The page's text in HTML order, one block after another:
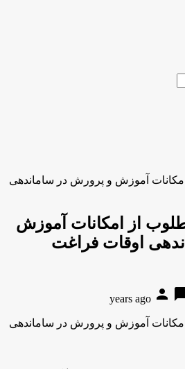
آموزش و پرورش در ساماندهی
از امکانات آموزش
اوقات فراغت
person
آموزش و پرورش در ساماندهی